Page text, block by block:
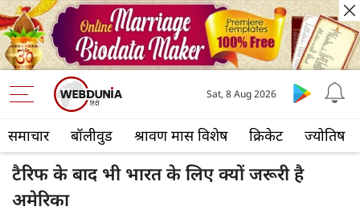
समाचार बॉलीवुड श्रावण मास विशेष क्रिकेट ज्योतिष
Sat, 8 Aug 2026
टैरिफ के बाद भी भारत के लिए क्यों जरूरी है
अमेरिका